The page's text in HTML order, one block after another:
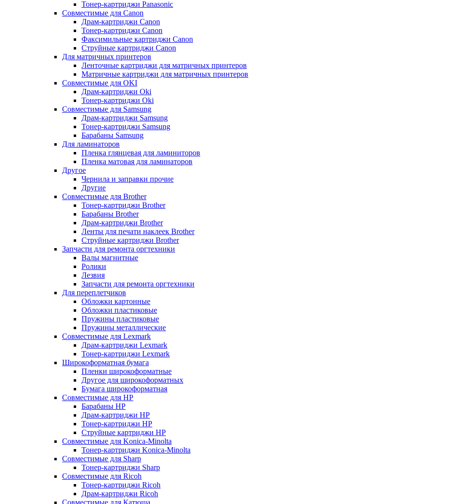
Тонер-картриджи Panasonic
Совместимые для Canon
Драм-картриджи Canon
Тонер-картриджи Canon
Факсимильные картриджи Canon
Струйные картриджи Canon
Для матричных принтеров
Ленточные картриджи для матричных принтеров
Матричные картриджи для матричных принтеров
Совместимые для OKI
Драм-картриджи Oki
Тонер-картриджи Oki
Совместимые для Samsung
Драм-картриджи Samsung
Тонер-картриджи Samsung
Барабаны Samsung
Для ламинаторов
Пленка глянцевая для ламиниторов
Пленка матовая для ламинаторов
Другое
Чернила и заправки прочие
Другие
Совместимые для Brother
Тонер-картриджи Brother
Барабаны Brother
Драм-картриджи Brother
Ленты для печати наклеек Brother
Струйные картриджи Brother
Запчасти для ремонта оргтехники
Валы магнитные
Ролики
Лезвия
Запчасти для ремонта оргтехники
Для переплетчиков
Обложки картонные
Обложки пластиковые
Пружины пластиковые
Пружины металлические
Совместимые для Lexmark
Драм-картриджи Lexmark
Тонер-картриджи Lexmark
Широкоформатная бумага
Пленки широкоформатные
Другое для широкоформатных
Бумага широкоформатная
Совместимые для HP
Барабаны HP
Драм-картриджи HP
Тонер-картриджи HP
Струйные картриджи HP
Совместимые для Konica-Minolta
Тонер-картриджи Konica-Minolta
Совместимые для Sharp
Тонер-картриджи Sharp
Совместимые для Ricoh
Тонер-картриджи Ricoh
Драм-картриджи Ricoh
Совместимые для Катюша